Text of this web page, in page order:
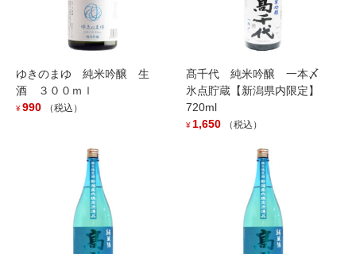
ゆきのまゆ 純米吟醸 生
酒 ３００ｍｌ
¥990 （税込）
髙千代 純米吟醸 一本〆
氷点貯蔵【新潟県内限定】
720ml
¥1,650 （税込）